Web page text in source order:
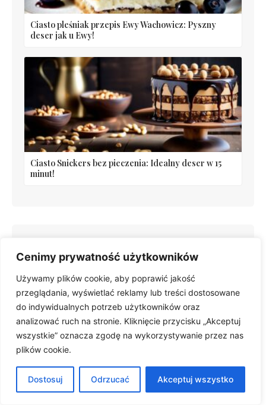
Cenimy prywatność użytkowników
Używamy plików cookie, aby poprawić jakość
przeglądania, wyświetlać reklamy lub treści dostosowane
do indywidualnych potrzeb użytkowników oraz
analizować ruch na stronie. Kliknięcie przycisku „Akceptuj
wszystkie” oznacza zgodę na wykorzystywanie przez nas
plików cookie.
Dostosuj Odrzucać Akceptuj wszystko
Ciasto pleśniak przepis Ewy Wachowicz: Pyszny
deser jak u Ewy!
Ciasto Snickers bez pieczenia: Idealny deser w 15
minut!
Grzybek przepis: Puszyste jajko babci to smak!